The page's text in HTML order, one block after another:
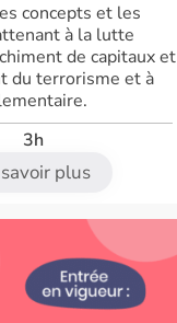
concepts et les
à la lutte
de capitaux et
du terrorisme et à
3h
plus